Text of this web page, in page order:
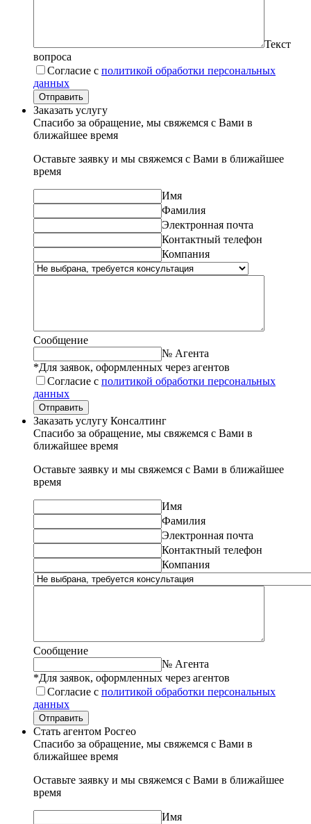
Текст
вопроса
Согласие с политикой обработки персональных
данных
Отправить
Заказать услугу
Спасибо за обращение, мы свяжемся с Вами в
ближайшее время
Оставьте заявку и мы свяжемся с Вами в ближайшее
время
Имя
Фамилия
Электронная почта
Контактный телефон
Компания
Сообщение
№ Агента
*Для заявок, оформленных через агентов
Согласие с политикой обработки персональных
данных
Отправить
Заказать услугу Консалтинг
Спасибо за обращение, мы свяжемся с Вами в
ближайшее время
Оставьте заявку и мы свяжемся с Вами в ближайшее
время
Имя
Фамилия
Электронная почта
Контактный телефон
Компания
Сообщение
№ Агента
*Для заявок, оформленных через агентов
Согласие с политикой обработки персональных
данных
Отправить
Стать агентом Росгео
Спасибо за обращение, мы свяжемся с Вами в
ближайшее время
Оставьте заявку и мы свяжемся с Вами в ближайшее
время
Имя